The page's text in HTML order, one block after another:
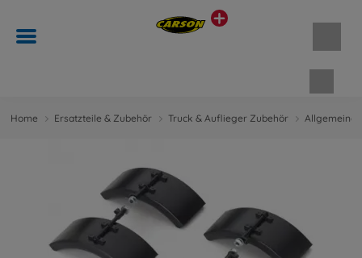
Home Ersatzteile & Zubehör Truck & Auflieger Zubehör Allgemeine